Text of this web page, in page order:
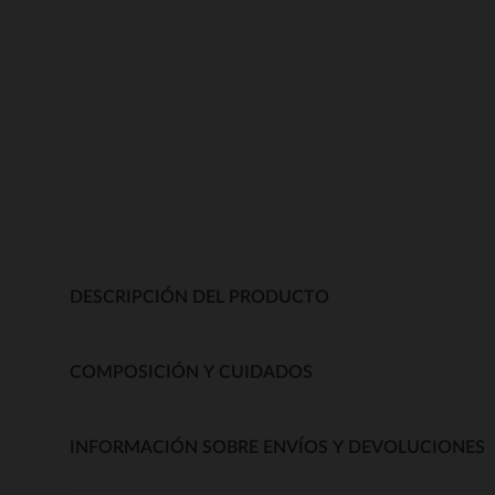
DESCRIPCIÓN DEL PRODUCTO
COMPOSICIÓN Y CUIDADOS
INFORMACIÓN SOBRE ENVÍOS Y DEVOLUCIONES